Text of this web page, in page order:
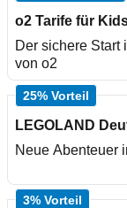
o2 Tarife für
Der sichere Start
von o2
25% Vorteil
LEGOLAND
Neue Abenteuer
3% Vorteil